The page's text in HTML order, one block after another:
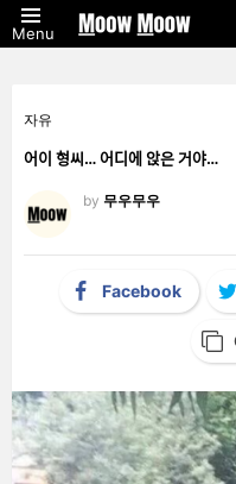
Menu
자유
어이 형씨… 어디에 앉은 거야…
by 무우무우
Facebook